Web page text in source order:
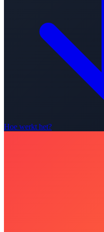
Hoe werkt het?